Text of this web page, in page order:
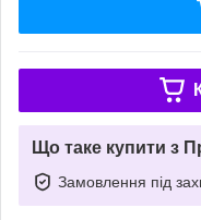
Що таке купити з
Замовлення під